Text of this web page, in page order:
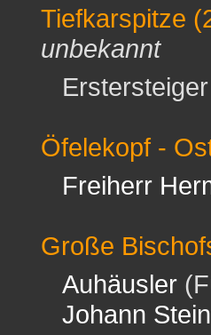
Tiefkarspitze
unbekannt
Öfelekopf -
Freiherr
Große
Auhäusler
Johann